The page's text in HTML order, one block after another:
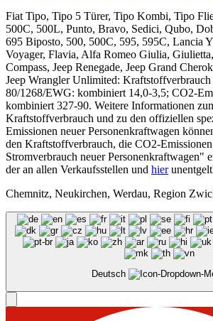
Fiat Tipo, Tipo 5 Türer, Tipo Kombi, Tipo
500C, 500L, Punto, Bravo, Sedici, Qubo,
695 Biposto, 500, 500C, 595, 595C, Lancia
Voyager, Flavia, Alfa Romeo Giulia,
Compass, Jeep Renegade, Jeep Grand
Jeep Wrangler Unlimited:
80/1268/EWG: kombiniert 14,0-3,5; CO2-
kombiniert 327-90. Weitere Informationen
Kraftstoffverbrauch und zu den offiziellen
Emissionen neuer Personenkraftwagen
den Kraftstoffverbrauch, die CO2-
Stromverbrauch neuer Personenkraftwagen"
der an allen Verkaufsstellen und hier
Chemnitz, Neukirchen, Werdau, Region
Deutsch